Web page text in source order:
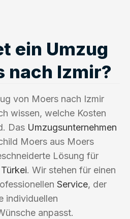
ein Umzug
nach Izmir?
von Moers nach Izmir
wissen, welche Kosten
Das Umzugsunternehmen
Moers aus Moers
Lösung für
Türkei. Wir stehen für einen
Service, der
individuellen
anpasst.